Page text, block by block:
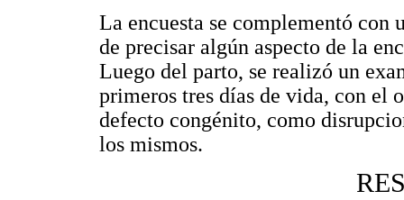
La encuesta se complementó con
de precisar algún aspecto de la
Luego del parto, se realizó un
primeros tres días de vida, con el
defecto congénito, como
los mismos.